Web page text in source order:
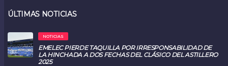
ÚLTIMAS NOTICIAS
NOTICIAS
EMELEC PIERDE TAQUILLA POR IRRESPONSABILIDAD DE
LA HINCHADA A DOS FECHAS DEL CLÁSICO DEL ASTILLERO
2025